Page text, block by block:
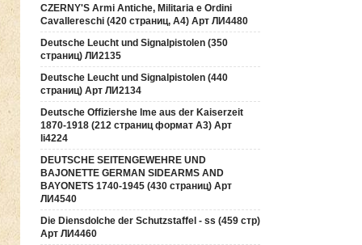
CZERNY'S Armi Antiche, Militaria e Ordini
Cavallereschi (420 страниц, А4) Арт ЛИ4480
Deutsche Leucht und Signalpistolen (350
страниц) ЛИ2135
Deutsche Leucht und Signalpistolen (440
страниц) Арт ЛИ2134
Deutsche Offiziershe lme aus der Kaiserzeit
1870-1918 (212 страниц формат А3) Арт
li4224
DEUTSCHE SEITENGEWEHRE UND
BAJONETTE GERMAN SIDEARMS AND
BAYONETS 1740-1945 (430 страниц) Арт
ЛИ4540
Die Diensdolche der Schutzstaffel - ss (459 стр)
Арт ЛИ4460